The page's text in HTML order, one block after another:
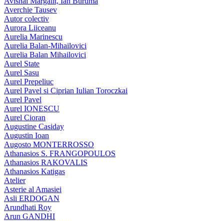
Averchie Tausev
Autor colectiv
Aurora Liiceanu
Aurelia Marinescu
Aurelia Balan-Mihailovici
Aurelia Balan Mihailovici
Aurel State
Aurel Sasu
Aurel Prepeliuc
Aurel Pavel si Ciprian Iulian Toroczkai
Aurel Pavel
Aurel IONESCU
Aurel Cioran
Augustine Casiday
Augustin Ioan
Augosto MONTERROSSO
Athanasios S. FRANGOPOULOS
Athanasios RAKOVALIS
Athanasios Katigas
Atelier
Asterie al Amasiei
Asli ERDOGAN
Arundhati Roy
Arun GANDHI